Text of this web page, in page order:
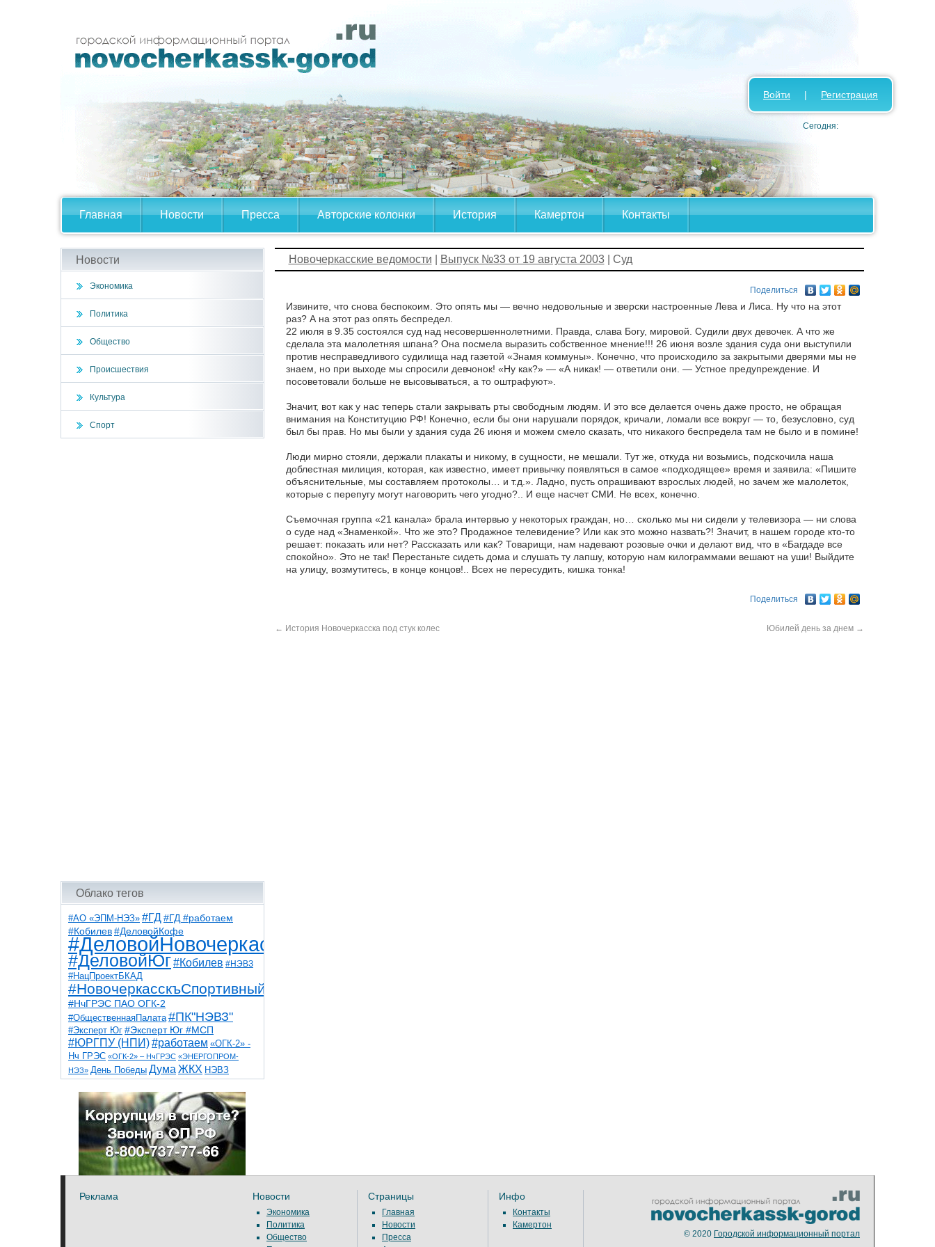
Главная Новости Пресса Авторские колонки История Камертон Контакты
Войти | Регистрация
Сегодня:
Новости
Экономика
Политика
Общество
Происшествия
Культура
Спорт
Облако тегов
#АО «ЭПМ-НЭЗ» #ГД #ГД #работаем
#Кобилев #ДеловойКофе
#ДеловойНовочеркасск
#ДеловойЮг#Кобилев #НЭВЗ
#НацПроектБКАД
#НовочеркасскъСпортивный
#НчГРЭС ПАО ОГК-2
#ОбщественнаяПалата #ПК"НЭВЗ"
#Эксперт Юг #Эксперт Юг #МСП
#ЮРГПУ (НПИ)#работаем «ОГК-2» -
Нч ГРЭС «ОГК-2» – НчГРЭС «ЭНЕРГОПРОМ-
НЭЗ» День Победы Дума ЖКХ НЭВЗ
НчГРЭС ТНТ
благоустройствоветераны выборы
детидороги казаки коррупция космос
общественная палата парк пожар роща
спорт театр транспорт художники
Новочеркасские ведомости Выпуск №33 от 19 августа 2003| Суд
Поделиться
Извините, что снова беспокоим. Это опять мы — вечно недовольные и зверски настроенные Лева и Лиса. Ну что на этот
раз? А на этот раз опять беспредел.
22 июля в 9.35 состоялся суд над несовершеннолетними. Правда, слава Богу, мировой. Судили двух девочек. А что же
сделала эта малолетняя шпана? Она посмела выразить собственное мнение!!! 26 июня возле здания суда они выступили
против несправедливого судилища над газетой «Знамя коммуны». Конечно, что происходило за закрытыми дверями мы не
знаем, но при выходе мы спросили девчонок! «Ну как?» — «А никак! — ответили они. — Устное предупреждение. И
посоветовали больше не высовываться, а то оштрафуют».
Значит, вот как у нас теперь стали закрывать рты свободным людям. И это все делается очень даже просто, не обращая
внимания на Конституцию РФ! Конечно, если бы они нарушали порядок, кричали, ломали все вокруг — то, безусловно, суд
был бы прав. Но мы были у здания суда 26 июня и можем смело сказать, что никакого беспредела там не было и в помине!
Люди мирно стояли, держали плакаты и никому, в сущности, не мешали. Тут же, откуда ни возьмись, подскочила наша
доблестная милиция, которая, как известно, имеет привычку появляться в самое «подходящее» время и заявила: «Пишите
объяснительные, мы составляем протоколы… и т.д.». Ладно, пусть опрашивают взрослых людей, но зачем же малолеток,
которые с перепугу могут наговорить чего угодно?.. И еще насчет СМИ. Не всех, конечно.
Съемочная группа «21 канала» брала интервью у некоторых граждан, но… сколько мы ни сидели у телевизора — ни слова
о суде над «Знаменкой». Что же это? Продажное телевидение? Или как это можно назвать?! Значит, в нашем городе кто-то
решает: показать или нет? Рассказать или как? Товарищи, нам надевают розовые очки и делают вид, что в «Багдаде все
спокойно». Это не так! Перестаньте сидеть дома и слушать ту лапшу, которую нам килограммами вешают на уши! Выйдите
на улицу, возмутитесь, в конце концов!.. Всех не пересудить, кишка тонка!
Поделиться
← История Новочеркасска под стук колес Юбилей день за днем →
Реклама Новости
Экономика
Политика
Общество
Страницы
Главная
Новости
Пресса
Инфо
Контакты
Камертон
© 2020 Городской информационный портал